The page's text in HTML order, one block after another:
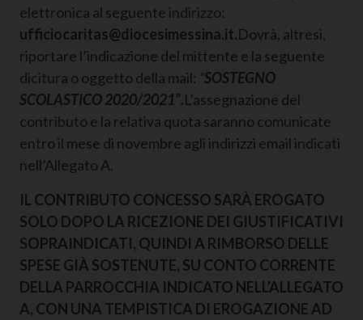
elettronica al seguente indirizzo:
ufficiocaritas@diocesimessina.it.Dovrà, altresì,
riportare l’indicazione del mittente e la seguente
dicitura o oggetto della mail: “SOSTEGNO
SCOLASTICO 2020/2021”.L’assegnazione del
contributo e la relativa quota saranno comunicate
entro il mese di novembre agli indirizzi email indicati
nell’Allegato A.
IL CONTRIBUTO CONCESSO SARÀ EROGATO
SOLO DOPO LA RICEZIONE DEI GIUSTIFICATIVI
SOPRAINDICATI, QUINDI A RIMBORSO DELLE
SPESE GIÀ SOSTENUTE, SU CONTO CORRENTE
DELLA PARROCCHIA INDICATO NELL’ALLEGATO
A, CON UNA TEMPISTICA DI EROGAZIONE AD